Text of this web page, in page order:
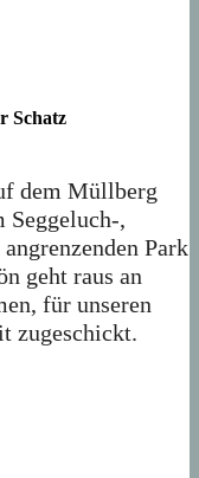
Schatz
dem Müllberg
Seggeluch-,
Park
geht raus an
für unseren
zugeschickt.